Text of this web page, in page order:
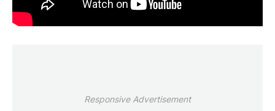
Responsive Advertisement